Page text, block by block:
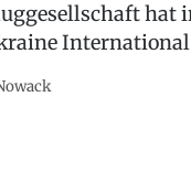
hat